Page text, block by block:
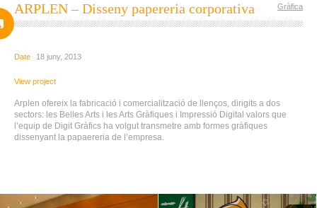
ARPLEN – Disseny papereria corporativa Gràfica
Date 18 juny, 2013
View project
Arplen ofereix la fabricació i comercialització de llenços, dirigits a dos
sectors: les Belles Arts i les Arts Gràfiques i Impressió Digital valors que
l’equip de Digit Gràfics ha volgut transmetre amb formes gràfiques
dissenyant la papaereria de l’empresa.